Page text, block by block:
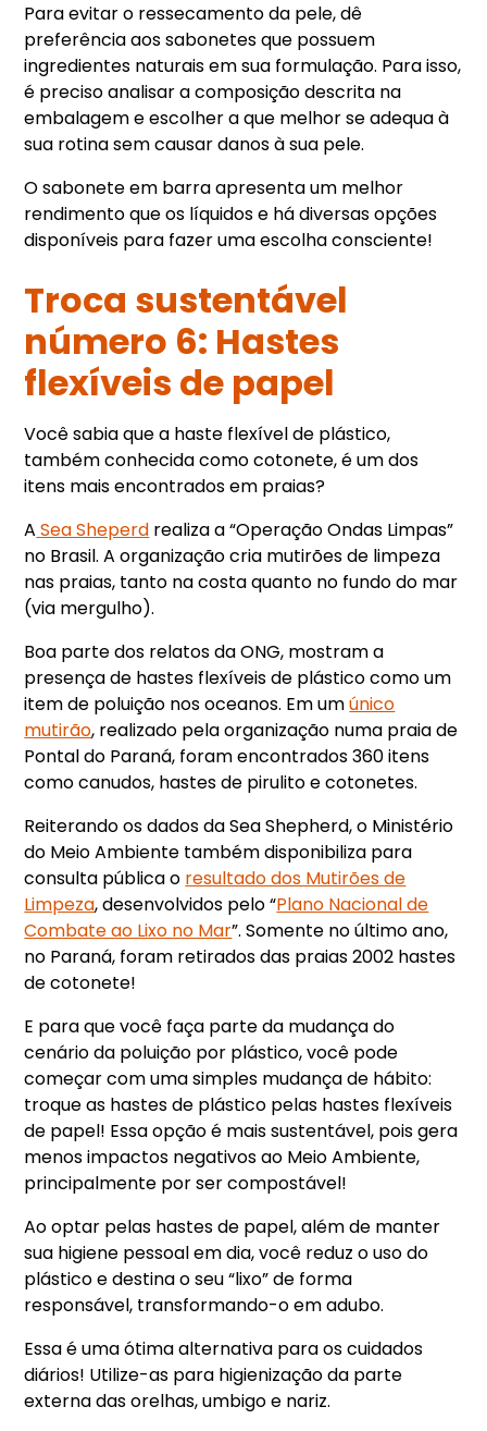
Para evitar o ressecamento da pele, dê
preferência aos sabonetes que possuem
ingredientes naturais em sua formulação. Para isso,
é preciso analisar a composição descrita na
embalagem e escolher a que melhor se adequa à
sua rotina sem causar danos à sua pele.
O sabonete em barra apresenta um melhor
rendimento que os líquidos e há diversas opções
disponíveis para fazer uma escolha consciente!
Troca sustentável
número 6: Hastes
flexíveis de papel
Você sabia que a haste flexível de plástico,
também conhecida como cotonete, é um dos
itens mais encontrados em praias?
A Sea Sheperd realiza a “Operação Ondas Limpas”
no Brasil. A organização cria mutirões de limpeza
nas praias, tanto na costa quanto no fundo do mar
(via mergulho).
Boa parte dos relatos da ONG, mostram a
presença de hastes flexíveis de plástico como um
item de poluição nos oceanos. Em umúnico
mutirão, realizado pela organização numa praia de
Pontal do Paraná, foram encontrados 360 itens
como canudos, hastes de pirulito e cotonetes.
Reiterando os dados da Sea Shepherd, o Ministério
do Meio Ambiente também disponibiliza para
consulta pública o resultado dos Mutirões de
Limpeza, desenvolvidos pelo “Plano Nacional de
Combate ao Lixo no Mar”. Somente no último ano,
no Paraná, foram retirados das praias 2002 hastes
de cotonete!
E para que você faça parte da mudança do
cenário da poluição por plástico, você pode
começar com uma simples mudança de hábito:
troque as hastes de plástico pelas hastes flexíveis
de papel! Essa opção é mais sustentável, pois gera
menos impactos negativos ao Meio Ambiente,
principalmente por ser compostável!
Ao optar pelas hastes de papel, além de manter
sua higiene pessoal em dia, você reduz o uso do
plástico e destina o seu “lixo” de forma
responsável, transformando-o em adubo.
Essa é uma ótima alternativa para os cuidados
diários! Utilize-as para higienização da parte
externa das orelhas, umbigo e nariz.